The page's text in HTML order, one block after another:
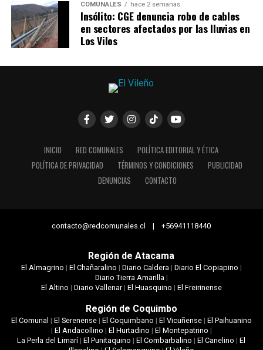
COMUNALES hace 2 semanas
Insólito: CGE denuncia robo de cables
en sectores afectados por las lluvias en
Los Vilos
INICIO RED COMUNALES
POLÍTICA EDITORIAL Y ÉTICA
POLÍTICA DE PRIVACIDAD
TÉRMINOS Y CONDICIONES
PUBLICIDAD
DENUNCIAS
CONTACTO
contacto@redcomunales.cl | +56941118440
Región de Atacama
El Almagrino | El Chañaralino | Diario Caldera| Diario El Copiapino |
Diario Tierra Amarilla|
El Altino | Diario Vallenar| El Huasquino | El Freirinense
Región de Coquimbo
El Comunal | El Serenense| El Coquimbano | El Vicuñense| El Paihuanino
| El Andacollino | El Hurtadino | El Montepatrino |
La Perla del Limarí|El Punitaquino |El Combarbalino |El Canelino |El